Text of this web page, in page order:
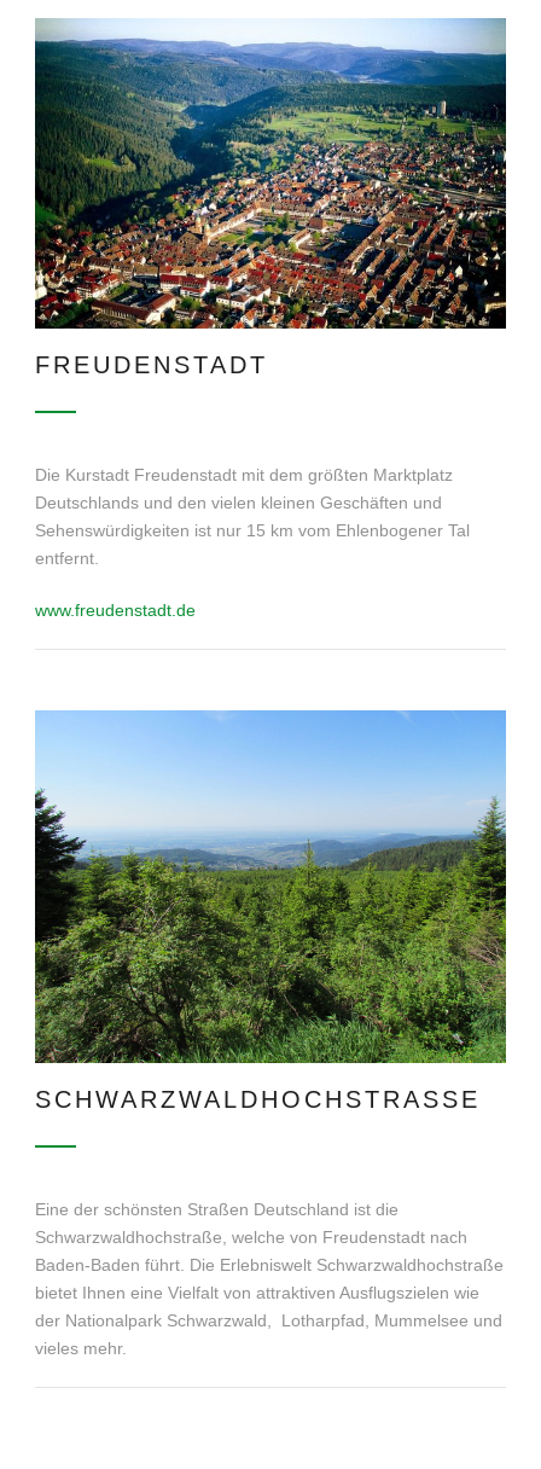
FREUDENSTADT
Die Kurstadt Freudenstadt mit dem größten Marktplatz
Deutschlands und den vielen kleinen Geschäften und
Sehenswürdigkeiten ist nur 15 km vom Ehlenbogener Tal
entfernt.
www.freudenstadt.de
SCHWARZWALDHOCHSTRASSE
Eine der schönsten Straßen Deutschland ist die
Schwarzwaldhochstraße, welche von Freudenstadt nach
Baden-Baden führt. Die Erlebniswelt Schwarzwaldhochstraße
bietet Ihnen eine Vielfalt von attraktiven Ausflugszielen wie
der Nationalpark Schwarzwald, Lotharpfad, Mummelsee und
vieles mehr.